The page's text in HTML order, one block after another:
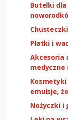
Butelki
Płatki i
Akcesoria
medyczne
emulsje,
Nożyczki i